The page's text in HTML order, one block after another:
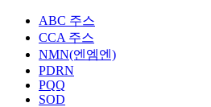
ABC 주스
CCA 주스
NMN(엔엠엔)
PDRN
PQQ
SOD